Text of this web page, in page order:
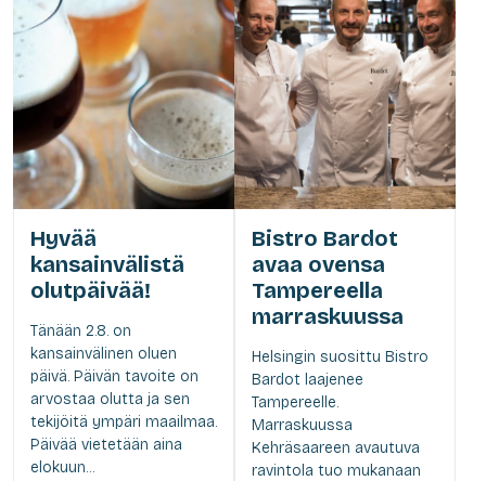
Hyvää
kansainvälistä
olutpäivää!
Tänään 2.8. on
kansainvälinen oluen
päivä. Päivän tavoite on
arvostaa olutta ja sen
tekijöitä ympäri maailmaa.
Päivää vietetään aina
elokuun...
Bistro Bardot
avaa ovensa
Tampereella
marraskuussa
Helsingin suosittu Bistro
Bardot laajenee
Tampereelle.
Marraskuussa
Kehräsaareen avautuva
ravintola tuo mukanaan